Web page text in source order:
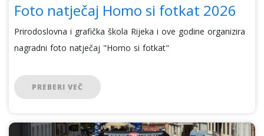
Foto natječaj Homo si fotkat 2026
Prirodoslovna i grafička škola Rijeka i ove godine organizira
nagradni foto natječaj "Homo si fotkat"
PREBERI VEČ